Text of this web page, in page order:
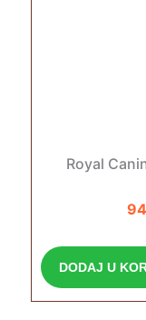
Royal
DODAJ U